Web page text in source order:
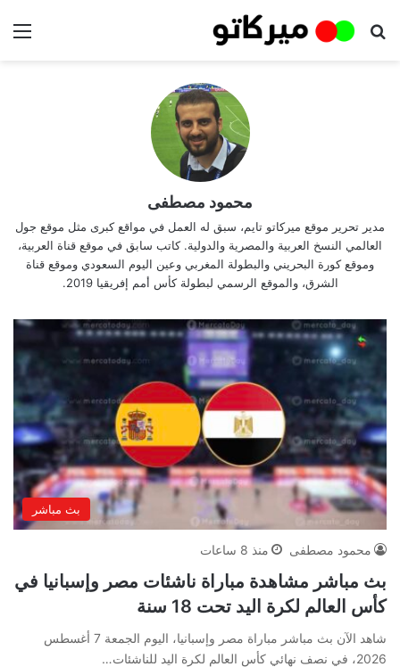
بحث عن
محمود مصطفى
مدير تحرير موقع ميركاتو تايم، سبق له العمل في مواقع كبرى مثل موقع جول
العالمي النسخ العربية والمصرية والدولية. كاتب سابق في موقع قناة العربية،
وموقع كورة البحريني والبطولة المغربي وعين اليوم السعودي وموقع قناة
الشرق، والموقع الرسمي لبطولة كأس أمم إفريقيا 2019.
بث مباشر
محمود مصطفى منذ 8 ساعات
بث مباشر مشاهدة مباراة ناشئات مصر وإسبانيا في
كأس العالم لكرة اليد تحت 18 سنة
شاهد الآن بث مباشر مباراة مصر وإسبانيا، اليوم الجمعة 7 أغسطس
2026، في نصف نهائي كأس العالم لكرة اليد للناشئات…